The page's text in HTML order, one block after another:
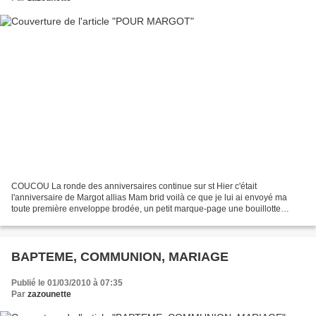
COUCOU La ronde des anniversaires continue sur st Hier c'était
l'anniversaire de Margot allias Mam brid voilà ce que je lui ai envoyé ma
toute première enveloppe brodée, un petit marque-page une bouillotte
BAPTEME, COMMUNION, MARIAGE
Publié le 01/03/2010 à 07:35
Par zazounette